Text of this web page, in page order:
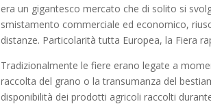
era un gigantesco mercato che di solito si
smistamento commerciale ed economico,
distanze. Particolarità tutta Europea, la Fiera
Tradizionalmente le fiere erano legate a
raccolta del grano o la transumanza del
disponibilità dei prodotti agricoli raccolti